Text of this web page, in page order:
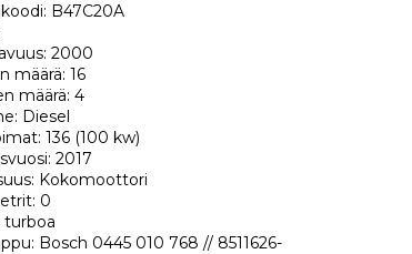
B47C20A
2000
määrä: 16
määrä: 4
Diesel
136 (100 kw)
2017
Kokomoottori
0
turboa
Bosch 0445 010 768 // 8511626-